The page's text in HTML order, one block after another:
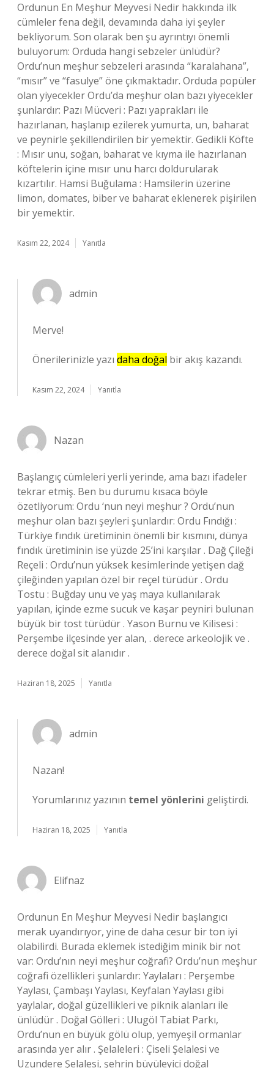
Ordunun En Meşhur Meyvesi Nedir hakkında ilk
cümleler fena değil, devamında daha iyi şeyler
bekliyorum. Son olarak ben şu ayrıntıyı önemli
buluyorum: Orduda hangi sebzeler ünlüdür?
Ordu’nun meşhur sebzeleri arasında “karalahana”,
“mısır” ve “fasulye” öne çıkmaktadır. Orduda popüler
olan yiyecekler Ordu’da meşhur olan bazı yiyecekler
şunlardır: Pazı Mücveri : Pazı yaprakları ile
hazırlanan, haşlanıp ezilerek yumurta, un, baharat
ve peynirle şekillendirilen bir yemektir. Gedikli Köfte
: Mısır unu, soğan, baharat ve kıyma ile hazırlanan
köftelerin içine mısır unu harcı doldurularak
kızartılır. Hamsi Buğulama : Hamsilerin üzerine
limon, domates, biber ve baharat eklenerek pişirilen
bir yemektir.
Kasım 22, 2024 Yanıtla
admin
Merve!
Önerilerinizle yazı daha doğal bir akış kazandı.
Kasım 22, 2024 Yanıtla
Nazan
Başlangıç cümleleri yerli yerinde, ama bazı ifadeler
tekrar etmiş. Ben bu durumu kısaca böyle
özetliyorum: Ordu ‘nun neyi meşhur ? Ordu’nun
meşhur olan bazı şeyleri şunlardır: Ordu Fındığı :
Türkiye fındık üretiminin önemli bir kısmını, dünya
fındık üretiminin ise yüzde 25’ini karşılar . Dağ Çileği
Reçeli : Ordu’nun yüksek kesimlerinde yetişen dağ
çileğinden yapılan özel bir reçel türüdür . Ordu
Tostu : Buğday unu ve yaş maya kullanılarak
yapılan, içinde ezme sucuk ve kaşar peyniri bulunan
büyük bir tost türüdür . Yason Burnu ve Kilisesi :
Perşembe ilçesinde yer alan, . derece arkeolojik ve .
derece doğal sit alanıdır .
Haziran 18, 2025 Yanıtla
admin
Nazan!
Yorumlarınız yazının temel yönlerini geliştirdi.
Haziran 18, 2025 Yanıtla
Elifnaz
Ordunun En Meşhur Meyvesi Nedir başlangıcı
merak uyandırıyor, yine de daha cesur bir ton iyi
olabilirdi. Burada eklemek istediğim minik bir not
var: Ordu’nın neyi meşhur coğrafi? Ordu’nun meşhur
coğrafi özellikleri şunlardır: Yaylaları : Perşembe
Yaylası, Çambaşı Yaylası, Keyfalan Yaylası gibi
yaylalar, doğal güzellikleri ve piknik alanları ile
ünlüdür . Doğal Gölleri : Ulugöl Tabiat Parkı,
Ordu’nun en büyük gölü olup, yemyeşil ormanlar
arasında yer alır . Şelaleleri : Çiseli Şelalesi ve
Uzundere Şelalesi, şehrin büyüleyici doğal